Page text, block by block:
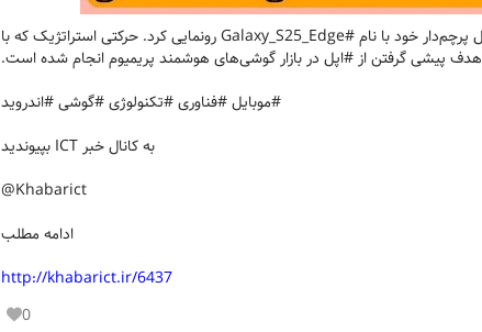
شرکت #سامسونگ از باریک‌ترین مدل پرچم‌دار خود با نام #Galaxy_S25_Edge رونمایی کرد. حرکتی استراتژیک که با
هدف پیشی گرفتن از #اپل در بازار گوشی‌های هوشمند پریمیوم انجام شده است.
#موبایل #فناوری #تکنولوژی #گوشی #اندروید
به کانال خبر ICT بپیوندید
‎@Khabarict
ادامه مطلب
http://khabarict.ir/6437
0